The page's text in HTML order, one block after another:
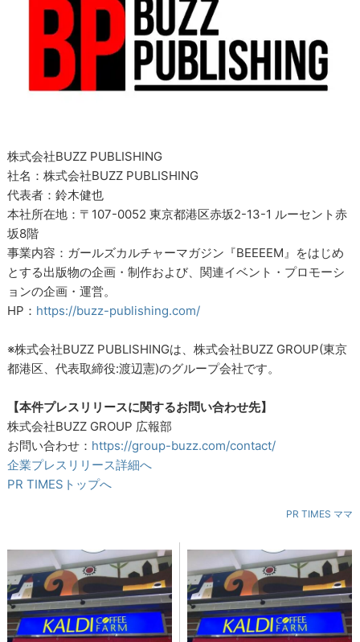
株式会社BUZZ PUBLISHING
社名：株式会社BUZZ PUBLISHING
代表者：鈴木健也
本社所在地：〒107-0052 東京都港区赤坂2-13-1 ルーセント赤
坂8階
事業内容：ガールズカルチャーマガジン『BEEEEM』をはじめ
とする出版物の企画・制作および、関連イベント・プロモーシ
ョンの企画・運営。
HP： https://buzz-publishing.com/
※株式会社BUZZ PUBLISHINGは、株式会社BUZZ GROUP(東京
都港区、代表取締役:渡辺憲)のグループ会社です。
【本件プレスリリースに関するお問い合わせ先】
株式会社BUZZ GROUP 広報部
お問い合わせ： https://group-buzz.com/contact/
企業プレスリリース詳細へ
PR TIMESトップへ
PR TIMES ママ